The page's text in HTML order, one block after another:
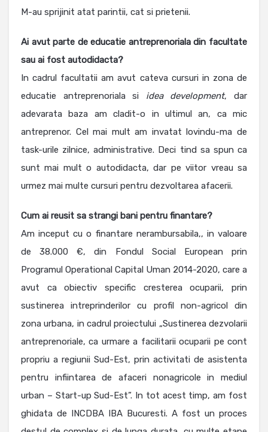
M-au sprijinit atat parintii, cat si prietenii.
Ai avut parte de educatie antreprenoriala din facultate
sau ai fost autodidacta?
In cadrul facultatii am avut cateva cursuri in zona de
educatie antreprenoriala si idea development, dar
adevarata baza am cladit-o in ultimul an, ca mic
antreprenor. Cel mai mult am invatat lovindu-ma de
task-urile zilnice, administrative. Deci tind sa spun ca
sunt mai mult o autodidacta, dar pe viitor vreau sa
urmez mai multe cursuri pentru dezvoltarea afacerii.
Cum ai reusit sa strangi bani pentru finantare?
Am inceput cu o finantare nerambursabila,, in valoare
de 38.000 €, din Fondul Social European prin
Programul Operational Capital Uman 2014-2020, care a
avut ca obiectiv specific cresterea ocuparii, prin
sustinerea intreprinderilor cu profil non-agricol din
zona urbana, in cadrul proiectului „Sustinerea dezvolarii
antreprenoriale, ca urmare a facilitarii ocuparii pe cont
propriu a regiunii Sud-Est, prin activitati de asistenta
pentru infiintarea de afaceri nonagricole in mediul
urban – Start-up Sud-Est”. In tot acest timp, am fost
ghidata de INCDBA IBA Bucuresti. A fost un proces